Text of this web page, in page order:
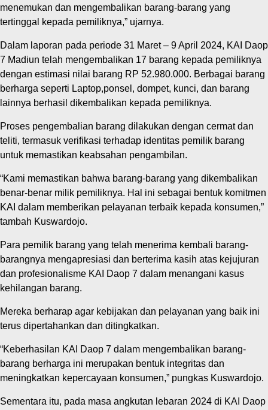
menemukan dan mengembalikan barang-barang yang
tertinggal kepada pemiliknya,” ujarnya.
Dalam laporan pada periode 31 Maret – 9 April 2024, KAI Daop
7 Madiun telah mengembalikan 17 barang kepada pemiliknya
dengan estimasi nilai barang RP 52.980.000. Berbagai barang
berharga seperti Laptop,ponsel, dompet, kunci, dan barang
lainnya berhasil dikembalikan kepada pemiliknya.
Proses pengembalian barang dilakukan dengan cermat dan
teliti, termasuk verifikasi terhadap identitas pemilik barang
untuk memastikan keabsahan pengambilan.
“Kami memastikan bahwa barang-barang yang dikembalikan
benar-benar milik pemiliknya. Hal ini sebagai bentuk komitmen
KAI dalam memberikan pelayanan terbaik kepada konsumen,”
tambah Kuswardojo.
Para pemilik barang yang telah menerima kembali barang-
barangnya mengapresiasi dan berterima kasih atas kejujuran
dan profesionalisme KAI Daop 7 dalam menangani kasus
kehilangan barang.
Mereka berharap agar kebijakan dan pelayanan yang baik ini
terus dipertahankan dan ditingkatkan.
“Keberhasilan KAI Daop 7 dalam mengembalikan barang-
barang berharga ini merupakan bentuk integritas dan
meningkatkan kepercayaan konsumen,” pungkas Kuswardojo.
Sementara itu, pada masa angkutan lebaran 2024 di KAI Daop